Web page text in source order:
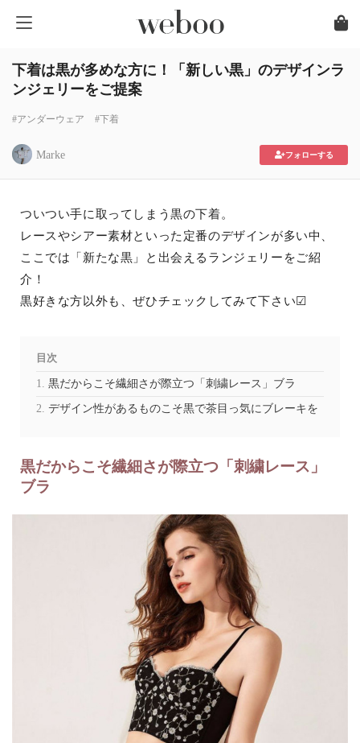
下着は黒が多めな方に！「新しい黒」のデザインラ
ンジェリーをご提案
#アンダーウェア #下着
Marke フォローする
ついつい手に取ってしまう黒の下着。
レースやシアー素材といった定番のデザインが多い中、
ここでは「新たな黒」と出会えるランジェリーをご紹
介！
黒好きな方以外も、ぜひチェックしてみて下さい☑
目次
黒だからこそ繊細さが際立つ「刺繍レース」ブラ
デザイン性があるものこそ黒で茶目っ気にブレーキを
黒だからこそ繊細さが際立つ「刺繍レース」
ブラ